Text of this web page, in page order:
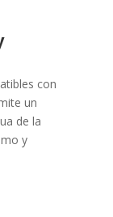
con
un
de la
y